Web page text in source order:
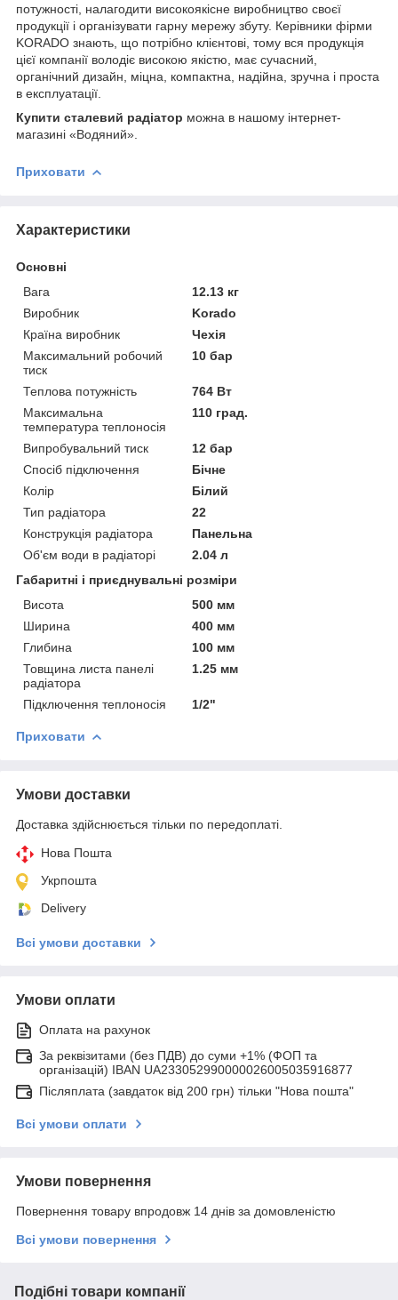
потужності, налагодити високоякісне виробництво своєї
продукції і організувати гарну мережу збуту. Керівники фірми
KORADO знають, що потрібно клієнтові, тому вся продукція
цієї компанії володіє високою якістю, має сучасний,
органічний дизайн, міцна, компактна, надійна, зручна і проста
в експлуатації.
Купити сталевий радіатор можна в нашому інтернет-
магазині «Водяний».
Приховати
Характеристики
Основні
Вага
12.13 кг
Виробник
Korado
Країна виробник
Чехія
Максимальний робочий
тиск
10 бар
Теплова потужність
764 Вт
Максимальна
температура теплоносія
110 град.
Випробувальний тиск
12 бар
Спосіб підключення
Бічне
Колір
Білий
Тип радіатора
22
Конструкція радіатора
Панельна
Об'єм води в радіаторі
2.04 л
Габаритні і приєднувальні розміри
Висота
500 мм
Ширина
400 мм
Глибина
100 мм
Товщина листа панелі
радіатора
1.25 мм
Підключення теплоносія 1/2"
Приховати
Умови доставки
Доставка здійснюється тільки по передоплаті.
Нова Пошта
Укрпошта
Delivery
Всі умови доставки
Умови оплати
Оплата на рахунок
За реквізитами (без ПДВ) до суми +1% (ФОП та
організацій) IBAN UA233052990000026005035916877
Післяплата (завдаток від 200 грн) тільки "Нова пошта"
Всі умови оплати
Умови повернення
Повернення товару впродовж 14 днів за домовленістю
Всі умови повернення
Подібні товари компанії